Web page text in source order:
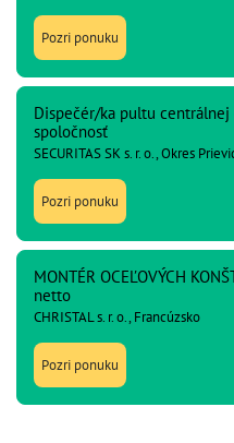
Pozri ponuku
Dispečér/ka pultu
spoločnosť
SECURITAS SK s. r. o., Okres
Pozri ponuku
MONTÉR OCEĽOVÝCH
netto
CHRISTAL s. r. o., Francúzsko
Pozri ponuku